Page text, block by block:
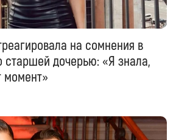
на сомнения в
старшей дочерью: «Я знала,
момент»